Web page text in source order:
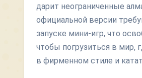
дарит неограниченные
официальной версии
запуске мини-игр, что
чтобы погрузиться в мир,
в фирменном стиле и